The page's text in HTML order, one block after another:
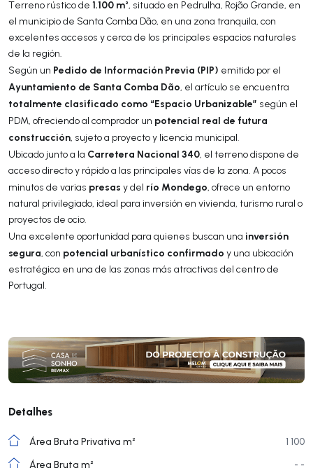
Terreno rústico de 1.100 m², situado en Pedrulha, Rojão Grande, en
el municipio de Santa Comba Dão, en una zona tranquila, con
excelentes accesos y cerca de los principales espacios naturales
de la región.
Según un Pedido de Información Previa (PIP) emitido por el
Ayuntamiento de Santa Comba Dão, el artículo se encuentra
totalmente clasificado como “Espacio Urbanizable” según el
PDM, ofreciendo al comprador un potencial real de futura
construcción, sujeto a proyecto y licencia municipal.
Ubicado junto a la Carretera Nacional 340, el terreno dispone de
acceso directo y rápido a las principales vías de la zona. A pocos
minutos de varias presas y del río Mondego, ofrece un entorno
natural privilegiado, ideal para inversión en vivienda, turismo rural o
proyectos de ocio.
Una excelente oportunidad para quienes buscan una inversión
segura, con potencial urbanístico confirmado y una ubicación
estratégica en una de las zonas más atractivas del centro de
Portugal.
Detalhes
Área Bruta Privativa m²
1 100
Área Bruta m²
- -